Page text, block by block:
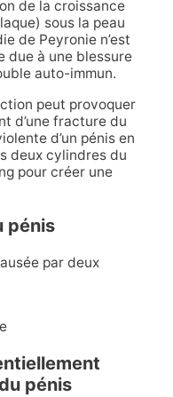
de la croissance
sous la peau
de Peyronie n’est
due à une blessure
auto-immun.
peut provoquer
d’une fracture du
d’un pénis en
deux cylindres du
pour créer une
pénis
par deux
pénis